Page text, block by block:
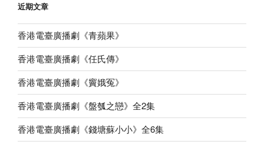
近期文章
香港電臺廣播劇《青蘋果》
香港電臺廣播劇《任氏傳》
香港電臺廣播劇《竇娥冤》
香港電臺廣播劇《盤瓠之戀》全2集
香港電臺廣播劇《錢塘蘇小小》全6集